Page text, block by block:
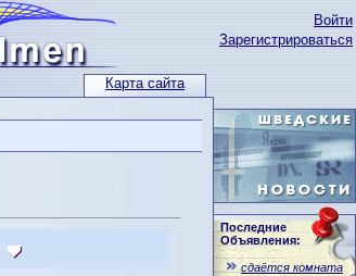
Карта сайта
Войти
Зарегистрироваться
Последние
Объявления:
сдаётся комната